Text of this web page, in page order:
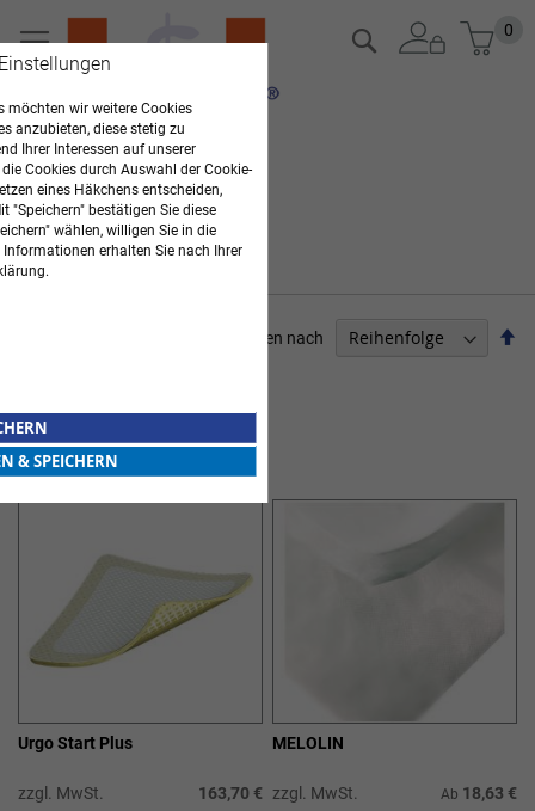
Zum
Inhalt
0
Suche
Artikel
Sortieren nach
MODERNE WUNDVERSORGUNG
Urgo Start Plus
zzgl. MwSt. 163,70 €
MELOLIN
zzgl. MwSt. Ab 18,63 €
möchten wir weitere Cookies
anzubieten, diese stetig zu
Ihrer Interessen auf unserer
Cookies durch Auswahl der Cookie-
eines Häkchens entscheiden,
"Speichern" bestätigen Sie diese
wählen, willigen Sie in die
erhalten Sie nach Ihrer
& SPEICHERN